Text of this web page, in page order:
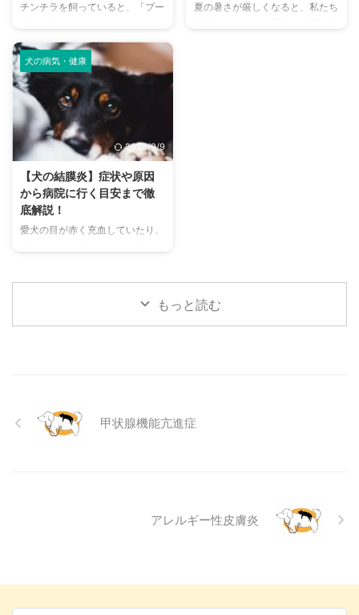
って快適な消臭グッズの選び方ま
の情報を網羅的にご紹介します。
今 ...
網羅的に解説します。 さらに、
チンチラを飼っていると、「プー
まざまな鳴き声が聞こえてくるこ
とがありますよね。 チンチラは
犬や猫のように鳴き声で感情を表
現するため、その鳴き声の意味を
理解することは、愛チンチラとの
関係を深める上で非常に大切で
す。 この記事では、チンチラの
代表的な鳴き声の種類とその意味
を詳しく解説します。 さらに、
鳴き声からわかるストレスや病気
のサイン、チンチラが鳴く理由を
理解して良好な関係を築くための
ヒントもご紹介します。 この記
ニ ...
夏の暑さが厳しくなると、私たち
る ...
犬の病気・健康
2025/9/9
【犬の結膜炎】症状や原因
から病院に行く目安まで徹
底解説！
愛犬の目が赤く充血していたり、
る目の病気ですが、原因や症状は
さまざまです。 この記事では、
に動物病院に行くべきかどうかの
判断基準や、病院での治療内容に
もっと読む
甲状腺機能亢進症
アレルギー性皮膚炎